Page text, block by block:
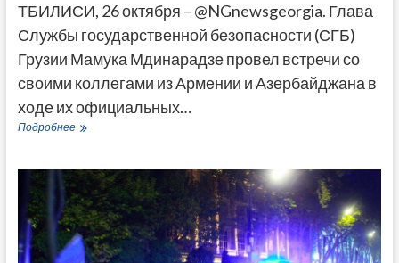
ТБИЛИСИ, 26 октября – @NGnewsgeorgia. Глава
Службы государственной безопасности (СГБ)
Грузии Мамука Мдинарадзе провел встречи со
своими коллегами из Армении и Азербайджана в
ходе их официальных…
ПодробнееГлава
Мдинарадзе
встретился
с
коллегами
из
Армении